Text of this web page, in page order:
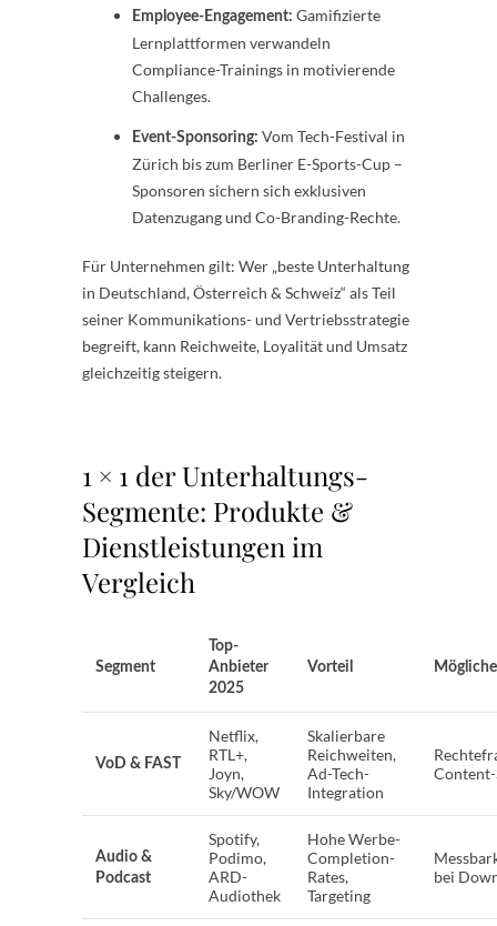
Employee-Engagement: Gamifizierte
Lernplattformen verwandeln
Compliance-Trainings in motivierende
Challenges.
Event-Sponsoring: Vom Tech-Festival in
Zürich bis zum Berliner E-Sports-Cup –
Sponsoren sichern sich exklusiven
Datenzugang und Co-Branding-Rechte.
Für Unternehmen gilt: Wer „beste Unterhaltung
in Deutschland, Österreich & Schweiz“ als Teil
seiner Kommunikations- und Vertriebsstrategie
begreift, kann Reichweite, Loyalität und Umsatz
gleichzeitig steigern.
1 × 1 der Unterhaltungs-
Segmente: Produkte &
Dienstleistungen im
Vergleich
Segment
Top-
Anbieter
2025
Vorteil
VoD & FAST
Netflix,
RTL+,
Joyn,
Sky/WOW
Skalierbare
Reichweiten,
Ad-Tech-
Integration
Audio &
Podcast
Spotify,
Podimo,
ARD-
Audiothek
Hohe Werbe-
Completion-
Rates,
Targeting
bei